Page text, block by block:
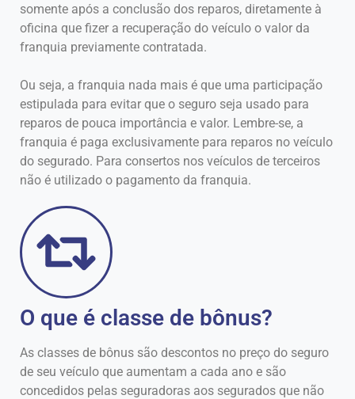
somente após a conclusão dos reparos, diretamente à
oficina que fizer a recuperação do veículo o valor da
franquia previamente contratada.
Ou seja, a franquia nada mais é que uma participação
estipulada para evitar que o seguro seja usado para
reparos de pouca importância e valor. Lembre-se, a
franquia é paga exclusivamente para reparos no veículo
do segurado. Para consertos nos veículos de terceiros
não é utilizado o pagamento da franquia.
O que é classe de bônus?
As classes de bônus são descontos no preço do seguro
de seu veículo que aumentam a cada ano e são
concedidos pelas seguradoras aos segurados que não